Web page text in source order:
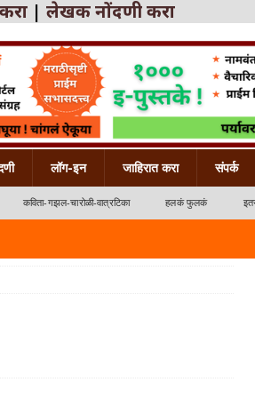
| लेखक नोंदणी करा
लॉग-इन जाहिरात करा संपर्क
कविता-गझल-चारोळी-वात्रटिका हलकं फुलकं